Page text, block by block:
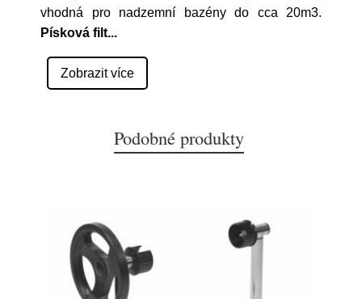
vhodná pro nadzemní bazény do cca 20m3.
Písková filt...
Zobrazit více
Podobné produkty